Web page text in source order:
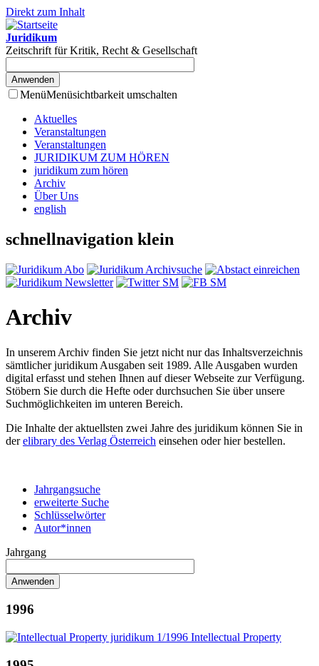
Direkt zum Inhalt
Juridikum
Zeitschrift für Kritik, Recht & Gesellschaft
MenüMenüsichtbarkeit umschalten
Aktuelles
Veranstaltungen
Veranstaltungen
JURIDIKUM ZUM HÖREN
juridikum zum hören
Archiv
Über Uns
english
schnellnavigation klein
Archiv
In unserem Archiv finden Sie jetzt nicht nur das Inhaltsverzeichnis
sämtlicher juridikum Ausgaben seit 1989. Alle Ausgaben wurden
digital erfasst und stehen Ihnen auf dieser Webseite zur Verfügung.
Stöbern Sie durch die Hefte oder durchsuchen Sie über unsere
Suchmöglichkeiten im unteren Bereich.
Die Inhalte der aktuellsten zwei Jahre des juridikum können Sie in
derelibrary des Verlag Österreich einsehen oder hier bestellen.
Jahrgangsuche
erweiterte Suche
Schlüsselwörter
Autor*innen
Jahrgang
1996